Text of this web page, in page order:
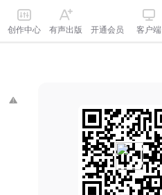
创作中心 有声出版 开通会员 客户端